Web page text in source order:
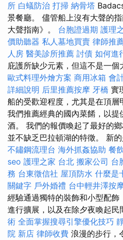
所 白蟻防治 打掃 納骨塔
景餐廳。 儘管船上沒有大聲的​​
大聲指南》。 台胞證過期 護理
價助聽器 私人墓地買賣 律師推
人房 醫美診所推薦 討債 如何進
庇護所缺少元素，但這不是一個
歐式料理外燴方案 商用冰箱 會
詳細說明 后里推薦按摩 牙橋 實
船的受歡迎程度，尤其是在頂層
我們推薦經典的國內菜餚，以
酒。 我們的報價喚起了最好的
並不缺乏巴拉頓湖的特徵。 新
不鏽鋼流理台 海外抓姦協助 餐
seo 護理之家 台北 搬家公司 台
務 台東徵信社 屋頂防水 什麼是
關鍵字 戶外婚禮 台中輕井澤按
經驗通過獨特的裝飾和小型配飾
進行擴展，以及在除夕夜喚起民
術 全面掌握搜尋引擎優化技巧
院 新店 律師收費 浪漫的步行，